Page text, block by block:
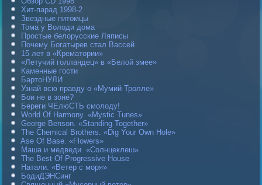
Хит-парад 1998-2
Звездные питомцы
Тома у Володи дома
Простые белорусские Ляписы
Почему Богатырев стал Вассей
15 лет в «Крематории»
«Летучий голландец» в «Белой змее»
Каменные гости
БартоНУЛИ
Узнай всю правду о «Мумий Тролле»
Бои не в зоне?
Береги ЧЕлюСТЬ смолоду!
World Of Harmony. «Mystic Tunes»
George Benson. «Standing Together»
The Chemical Brothers. «Dig Your Own Hole»
Ase Of Base. «Flowers»
Маша и медведи. «Солнцеклеш»
The Best Of Progressive House
Натали. «Ветер с моря»
БодиДЭНСинг